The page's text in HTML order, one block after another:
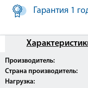
Гарантия 1
Производитель:
Страна производитель:
Нагрузка:
РФ.